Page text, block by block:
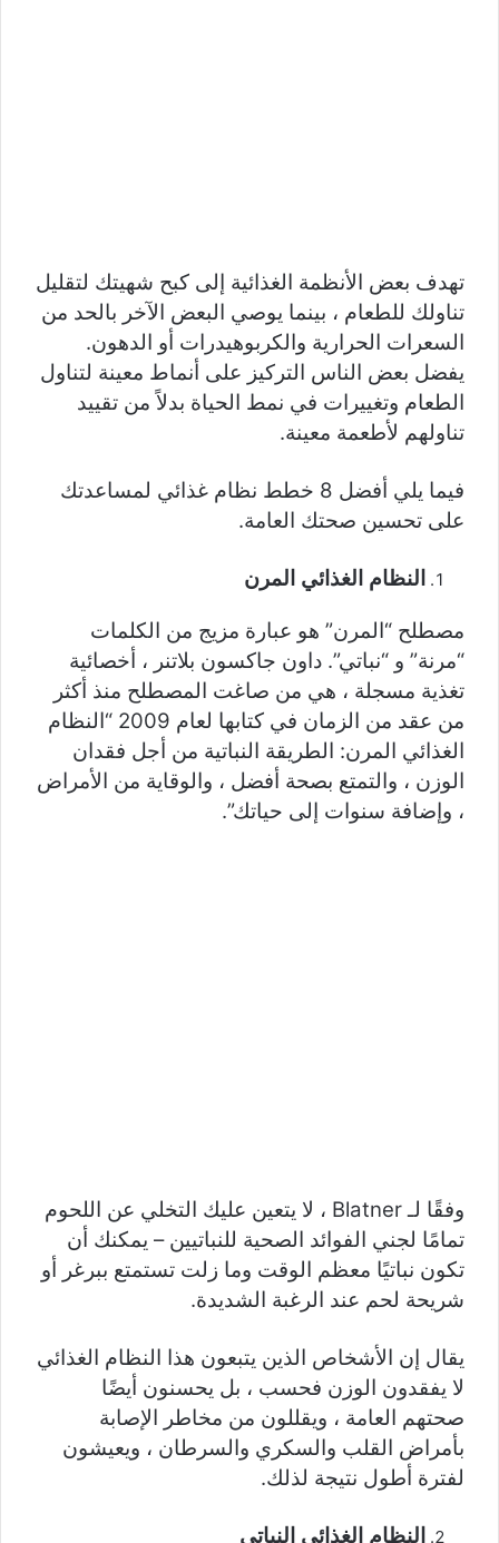
تهدف بعض الأنظمة الغذائية إلى كبح شهيتك لتقليل
تناولك للطعام ، بينما يوصي البعض الآخر بالحد من
السعرات الحرارية والكربوهيدرات أو الدهون.
يفضل بعض الناس التركيز على أنماط معينة لتناول
الطعام وتغييرات في نمط الحياة بدلاً من تقييد
تناولهم لأطعمة معينة.
فيما يلي أفضل 8 خطط نظام غذائي لمساعدتك
على تحسين صحتك العامة.
النظام الغذائي المرن
مصطلح “المرن” هو عبارة مزيج من الكلمات
“مرنة” و “نباتي”. داون جاكسون بلاتنر ، أخصائية
تغذية مسجلة ، هي من صاغت المصطلح منذ أكثر
من عقد من الزمان في كتابها لعام 2009 “النظام
الغذائي المرن: الطريقة النباتية من أجل فقدان
الوزن ، والتمتع بصحة أفضل ، والوقاية من الأمراض
، وإضافة سنوات إلى حياتك”.
وفقًا لـ Blatner ، لا يتعين عليك التخلي عن اللحوم
تمامًا لجني الفوائد الصحية للنباتيين – يمكنك أن
تكون نباتيًا معظم الوقت وما زلت تستمتع ببرغر أو
شريحة لحم عند الرغبة الشديدة.
يقال إن الأشخاص الذين يتبعون هذا النظام الغذائي
لا يفقدون الوزن فحسب ، بل يحسنون أيضًا
صحتهم العامة ، ويقللون من مخاطر الإصابة
بأمراض القلب والسكري والسرطان ، ويعيشون
لفترة أطول نتيجة لذلك.
النظام الغذائي النباتي